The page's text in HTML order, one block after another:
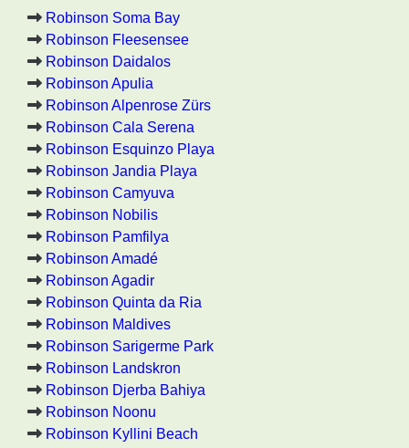
Robinson Soma Bay
Robinson Fleesensee
Robinson Daidalos
Robinson Apulia
Robinson Alpenrose Zürs
Robinson Cala Serena
Robinson Esquinzo Playa
Robinson Jandia Playa
Robinson Camyuva
Robinson Nobilis
Robinson Pamfilya
Robinson Amadé
Robinson Agadir
Robinson Quinta da Ria
Robinson Maldives
Robinson Sarigerme Park
Robinson Landskron
Robinson Djerba Bahiya
Robinson Noonu
Robinson Kyllini Beach